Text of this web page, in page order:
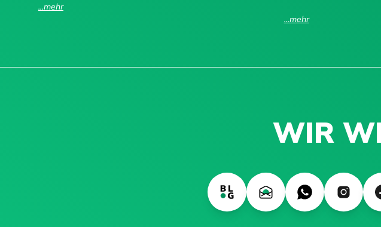
...mehr
...mehr
WIR